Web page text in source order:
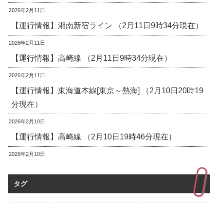
2026年2月11日
【運行情報】湘南新宿ライン （2月11日9時34分現在）
2026年2月11日
【運行情報】高崎線 （2月11日9時34分現在）
2026年2月11日
【運行情報】東海道本線[東京～熱海] （2月10日20時19
分現在）
2026年2月10日
【運行情報】高崎線 （2月10日19時46分現在）
2026年2月10日
タグ